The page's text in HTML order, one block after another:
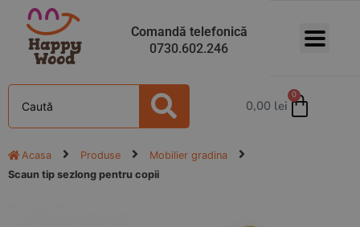
Comandă telefonică
0730.602.246
0,00 lei
0
Acasa Produse
Mobilier gradina
Scaun tip sezlong pentru copii